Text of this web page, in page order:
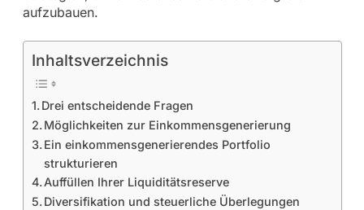
aufzubauen.
Inhaltsverzeichnis
Drei entscheidende Fragen
Möglichkeiten zur Einkommensgenerierung
Ein einkommensgenerierendes Portfolio
strukturieren
Auffüllen Ihrer Liquiditätsreserve
Diversifikation und steuerliche Überlegungen